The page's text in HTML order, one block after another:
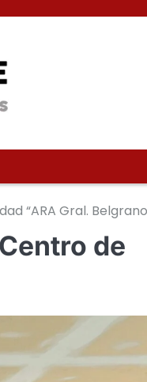
“ARA Gral.
de